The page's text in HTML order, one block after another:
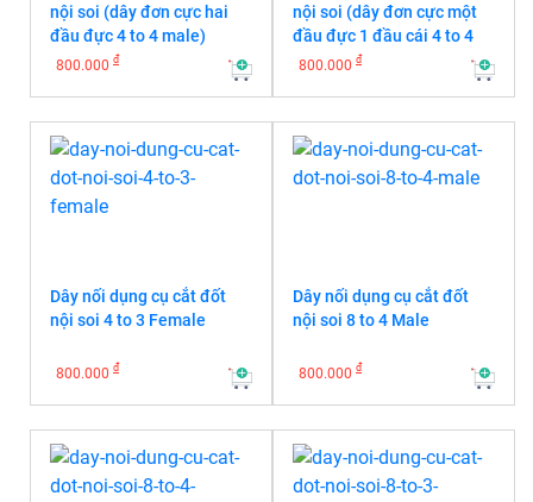
nội soi (dây đơn cực hai
đầu đực 4 to 4 male)
800.000 đ
nội soi (dây đơn cực một
đầu đực 1 đầu cái 4 to 4
Female)
800.000 đ
Dây nối dụng cụ cắt đốt
nội soi 4 to 3 Female
800.000 đ
Dây nối dụng cụ cắt đốt
nội soi 8 to 4 Male
800.000 đ